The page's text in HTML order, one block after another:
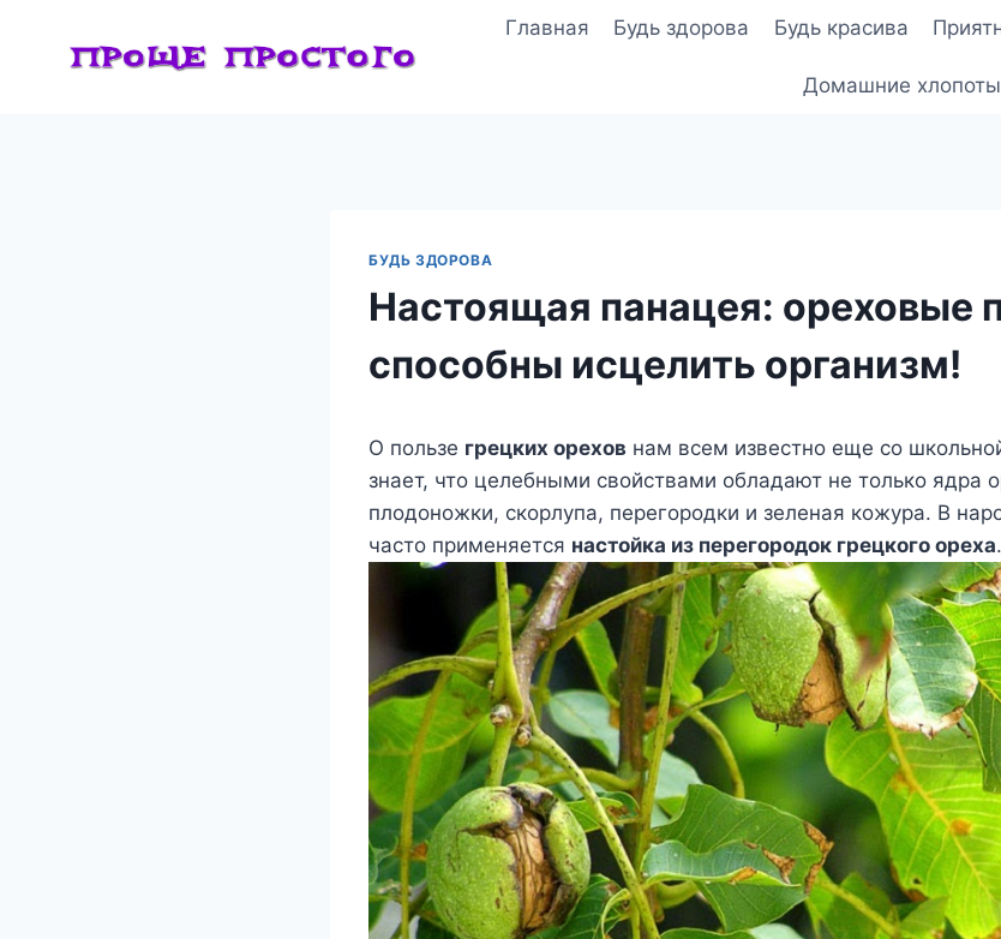
Главная Будь здорова Будь красива
Домашние хлопоты
БУДЬ ЗДОРОВА
Настоящая панацея: ореховые
способны исцелить организм!
О пользе грецких орехов нам всем известно еще со
знает, что целебными свойствами обладают не только ядра
плодоножки, скорлупа, перегородки и зеленая кожура. В
часто применяется настойка из перегородок грецкого ореха.